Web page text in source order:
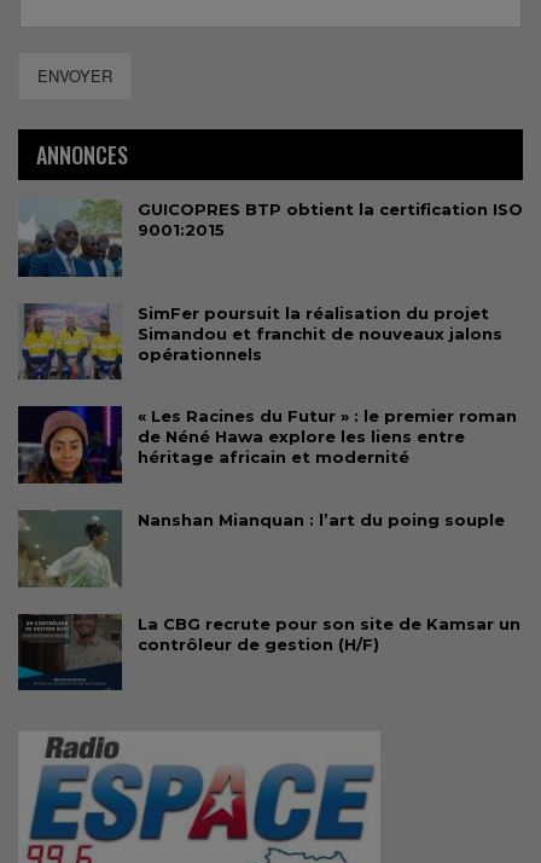
ENVOYER
ANNONCES
GUICOPRES BTP obtient la certification ISO
9001:2015
SimFer poursuit la réalisation du projet
Simandou et franchit de nouveaux jalons
opérationnels
« Les Racines du Futur » : le premier roman
de Néné Hawa explore les liens entre
héritage africain et modernité
Nanshan Mianquan : l’art du poing souple
La CBG recrute pour son site de Kamsar un
contrôleur de gestion (H/F)